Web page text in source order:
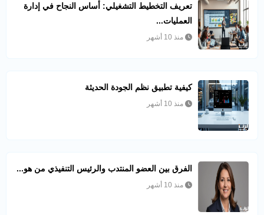
تعريف التخطيط التشغيلي: أساس النجاح في إدارة
العمليات...
منذ 10 أشهر
كيفية تطبيق نظم الجودة الحديثة
منذ 10 أشهر
الفرق بين العضو المنتدب والرئيس التنفيذي من هو...
منذ 10 أشهر